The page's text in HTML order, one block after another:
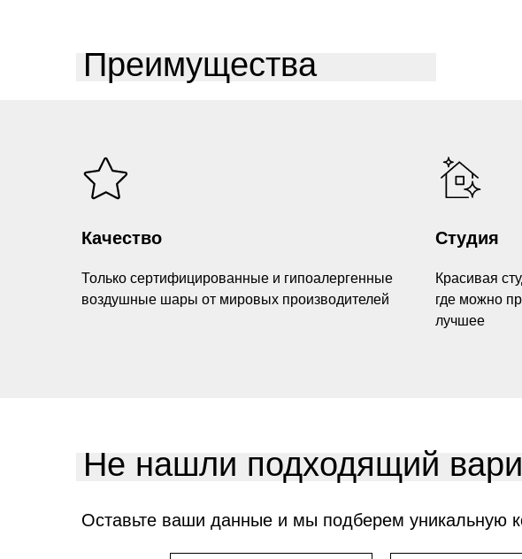
Преимущества
Качество
Только сертифицированные и гипоалергенные
воздушные шары от мировых производителей
Студия
Красивая
где можно
лучшее
Не нашли подходящий
Оставьте ваши данные и мы подберем